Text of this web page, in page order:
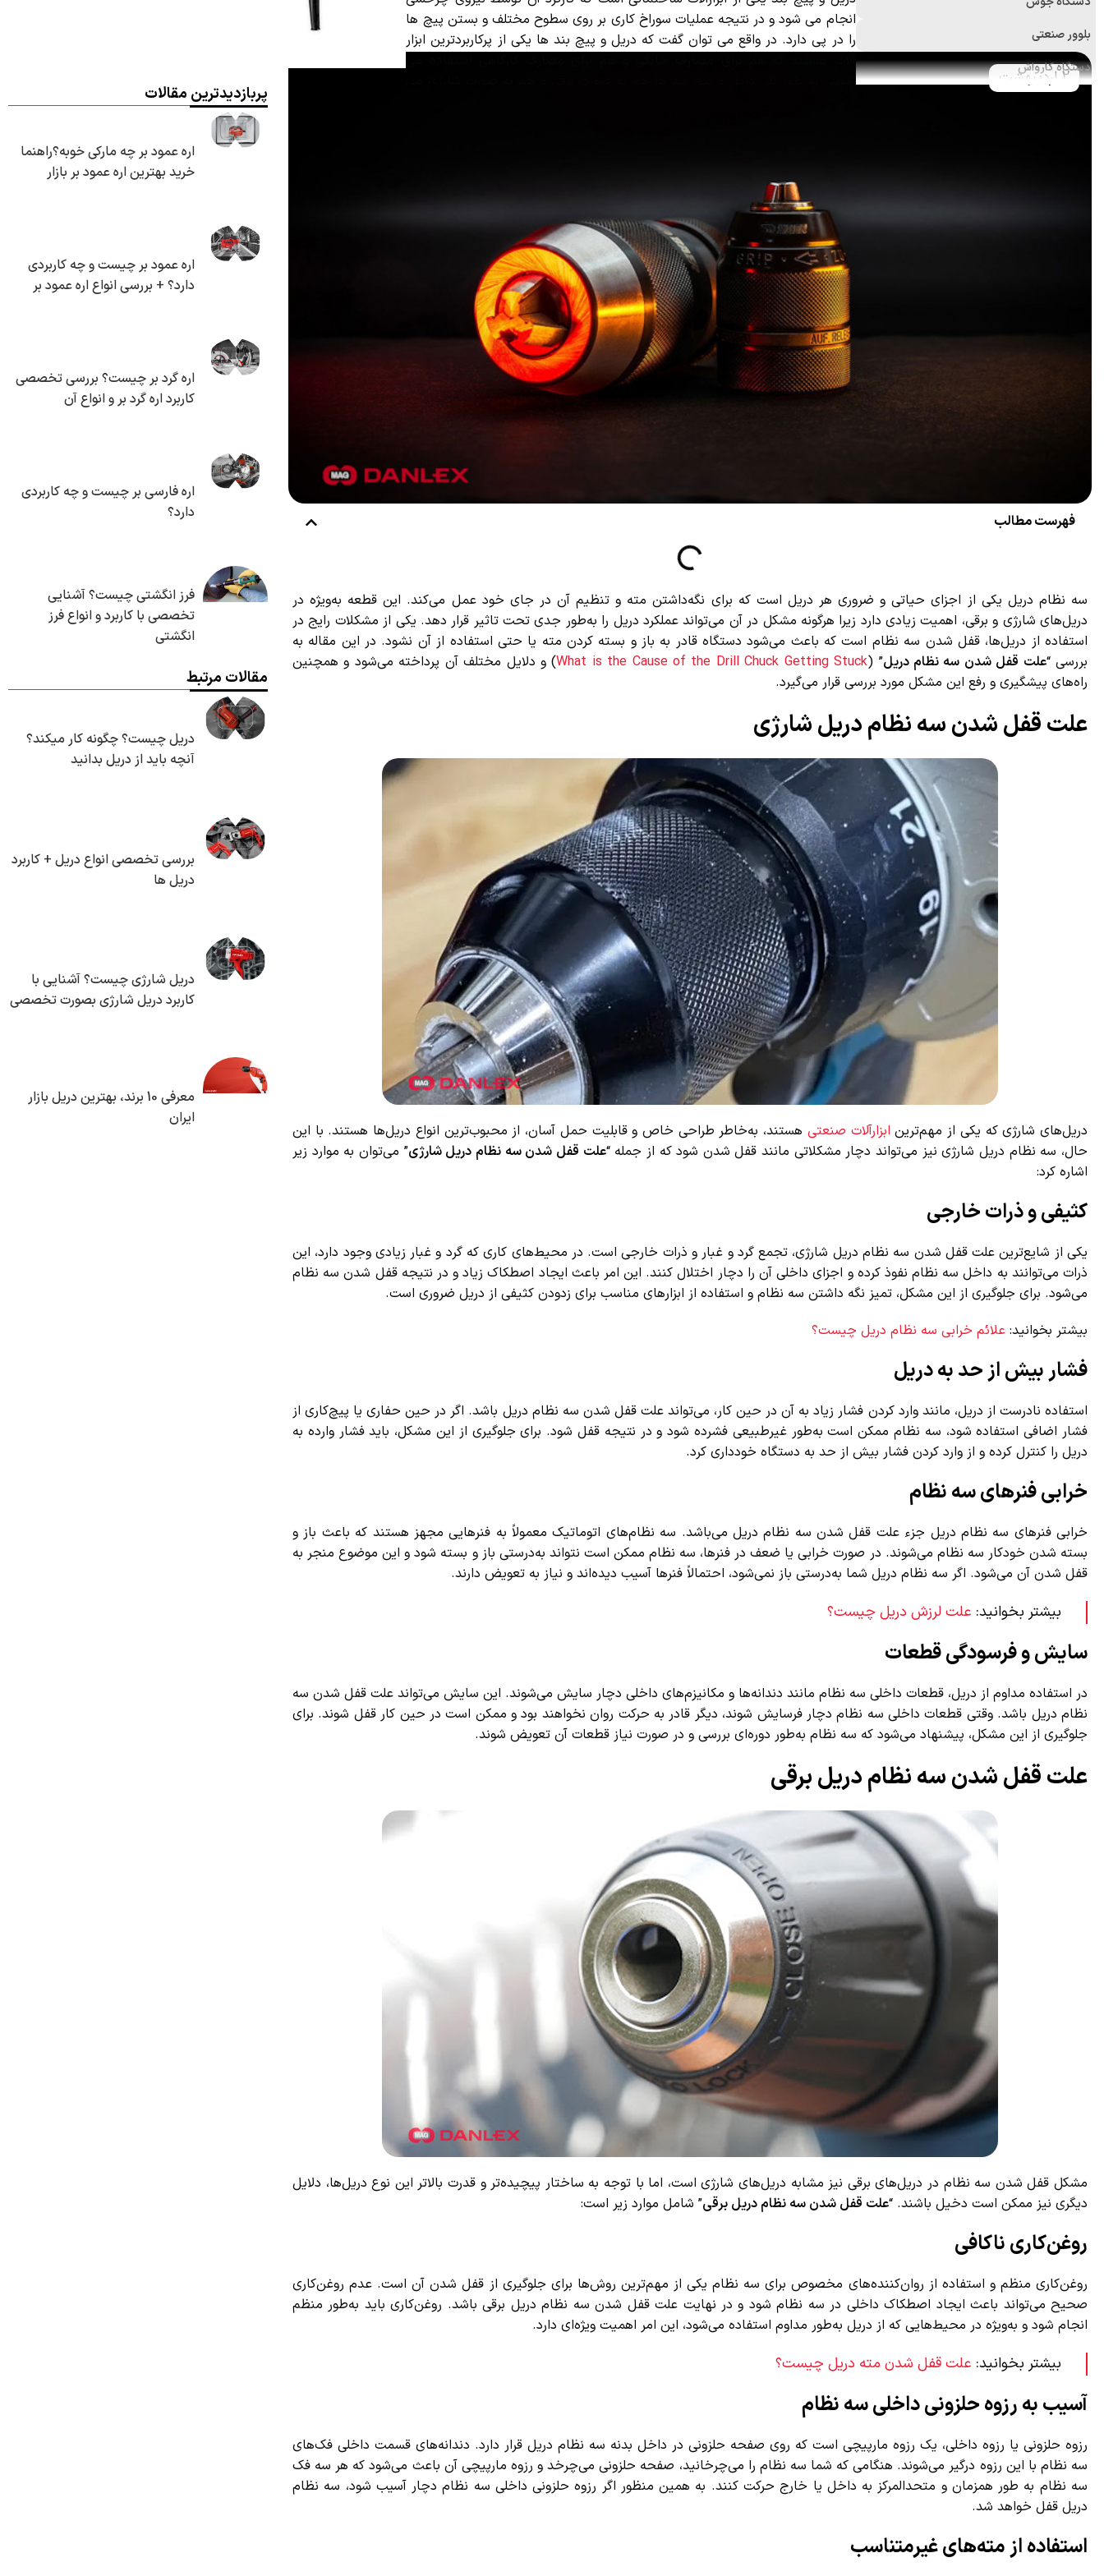
بلوور صنعتی
دستگاه کارواش
انجام می شود و در نتیجه عملیات سوراخ کاری بر روی سطوح مختلف و بستن پیچ ها
را در پی دارد. در واقع می توان گفت که دریل و پیچ بند ها یکی از پرکاربردترین ابزار
آلات هستند که هم برای مصارف خانگی و هم برای مصارف کارگاهی استفاده می
شوند. به طور کلی دریل و پیچ بند ها هم به صورت برقی و هم به صورت شارژی می
فهرست مطالب
سه نظام دریل یکی از اجزای حیاتی و ضروری هر دریل است که برای نگه‌داشتن مته و تنظیم آن در جای خود عمل می‌کند. این قطعه به‌ویژه در
دریل‌های شارژی و برقی، اهمیت زیادی دارد زیرا هرگونه مشکل در آن می‌تواند عملکرد دریل را به‌طور جدی تحت تاثیر قرار دهد. یکی از مشکلات رایج در
استفاده از دریل‌ها، قفل شدن سه نظام است که باعث می‌شود دستگاه قادر به باز و بسته کردن مته یا حتی استفاده از آن نشود. در این مقاله به
بررسی “ علت قفل شدن سه نظام دریل” (
What is the Cause of the Drill Chuck Getting Stuck) و دلایل مختلف آن پرداخته می‌شود و همچنین
راه‌های پیشگیری و رفع این مشکل مورد بررسی قرار می‌گیرد.
علت قفل شدن سه نظام دریل شارژی
دریل‌های شارژی که یکی از مهم‌ترینابزارآلات صنعتیهستند، به‌خاطر طراحی خاص و قابلیت حمل آسان، از محبوب‌ترین انواع دریل‌ها هستند. با این
حال، سه نظام دریل شارژی نیز می‌تواند دچار مشکلاتی مانند قفل شدن شود که از جمله “ علت قفل شدن سه نظام دریل شارژی” می‌توان به موارد زیر
اشاره کرد:
کثیفی و ذرات خارجی
یکی از شایع‌ترین علت قفل شدن سه نظام دریل شارژی، تجمع گرد و غبار و ذرات خارجی است. در محیط‌های کاری که گرد و غبار زیادی وجود دارد، این
ذرات می‌توانند به داخل سه نظام نفوذ کرده و اجزای داخلی آن را دچار اختلال کنند. این امر باعث ایجاد اصطکاک زیاد و در نتیجه قفل شدن سه نظام
می‌شود. برای جلوگیری از این مشکل، تمیز نگه داشتن سه نظام و استفاده از ابزارهای مناسب برای زدودن کثیفی از دریل ضروری است.
بیشتر بخوانید:علائم خرابی سه نظام دریل چیست؟
فشار بیش از حد به دریل
استفاده نادرست از دریل، مانند وارد کردن فشار زیاد به آن در حین کار، می‌تواند علت قفل شدن سه نظام دریل باشد. اگر در حین حفاری یا پیچ‌کاری از
فشار اضافی استفاده شود، سه نظام ممکن است به‌طور غیرطبیعی فشرده شود و در نتیجه قفل شود. برای جلوگیری از این مشکل، باید فشار وارده به
دریل را کنترل کرده و از وارد کردن فشار بیش از حد به دستگاه خودداری کرد.
خرابی فنرهای سه نظام
خرابی فنرهای سه نظام دریل جزء علت قفل شدن سه نظام دریل می‌باشد. سه نظام‌های اتوماتیک معمولاً به فنرهایی مجهز هستند که باعث باز و
بسته شدن خودکار سه نظام می‌شوند. در صورت خرابی یا ضعف در فنرها، سه نظام ممکن است نتواند به‌درستی باز و بسته شود و این موضوع منجر به
قفل شدن آن می‌شود. اگر سه نظام دریل شما به‌درستی باز نمی‌شود، احتمالاً فنرها آسیب دیده‌اند و نیاز به تعویض دارند.
بیشتر بخوانید:علت لرزش دریل چیست؟
سایش و فرسودگی قطعات
در استفاده مداوم از دریل، قطعات داخلی سه نظام مانند دندانه‌ها و مکانیزم‌های داخلی دچار سایش می‌شوند. این سایش می‌تواند علت قفل شدن سه
نظام دریل باشد. وقتی قطعات داخلی سه نظام دچار فرسایش شوند، دیگر قادر به حرکت روان نخواهند بود و ممکن است در حین کار قفل شوند. برای
جلوگیری از این مشکل، پیشنهاد می‌شود که سه نظام به‌طور دوره‌ای بررسی و در صورت نیاز قطعات آن تعویض شوند.
علت قفل شدن سه نظام دریل برقی
مشکل قفل شدن سه نظام در دریل‌های برقی نیز مشابه دریل‌های شارژی است، اما با توجه به ساختار پیچیده‌تر و قدرت بالاتر این نوع دریل‌ها، دلایل
دیگری نیز ممکن است دخیل باشند. “ علت قفل شدن سه نظام دریل برقی” شامل موارد زیر است:
روغن‌کاری ناکافی
روغن‌کاری منظم و استفاده از روان‌کننده‌های مخصوص برای سه نظام یکی از مهم‌ترین روش‌ها برای جلوگیری از قفل شدن آن است. عدم روغن‌کاری
صحیح می‌تواند باعث ایجاد اصطکاک داخلی در سه نظام شود و در نهایت علت قفل شدن سه نظام دریل برقی باشد. روغن‌کاری باید به‌طور منظم
انجام شود و به‌ویژه در محیط‌هایی که از دریل به‌طور مداوم استفاده می‌شود، این امر اهمیت ویژه‌ای دارد.
بیشتر بخوانید:علت قفل شدن مته دریل چیست؟
آسیب به رزوه حلزونی داخلی سه نظام
رزوه حلزونی یا رزوه داخلی، یک رزوه مارپیچی است که روی صفحه حلزونی در داخل بدنه سه نظام دریل قرار دارد. دندانه‌های قسمت داخلی فک‌های
سه نظام با این رزوه درگیر می‌شوند. هنگامی که شما سه نظام را می‌چرخانید، صفحه حلزونی می‌چرخد و رزوه مارپیچی آن باعث می‌شود که هر سه فک
سه نظام به طور همزمان و متحدالمرکز به داخل یا خارج حرکت کنند. به همین منظور اگر رزوه حلزونی داخلی سه نظام دچار آسیب شود، سه نظام
دریل قفل خواهد شد.
استفاده از مته‌های غیرمتناسب
2 اردیبهشت
پربازدیدترین مقالات
اره عمود بر چه مارکی خوبه؟راهنما
خرید بهترین اره عمود بر بازار
اره عمود بر چیست و چه کاربردی
دارد؟ + بررسی انواع اره عمود بر
اره گرد بر چیست؟ بررسی تخصصی
کاربرد اره گرد بر و انواع آن
اره فارسی بر چیست و چه کاربردی
دارد؟
فرز انگشتی چیست؟ آشنایی
تخصصی با کاربرد و انواع فرز
انگشتی
مقالات مرتبط
دریل چیست؟ چگونه کار میکند؟
آنچه باید از دریل بدانید
بررسی تخصصی انواع دریل + کاربرد
دریل ها
دریل شارژی چیست؟ آشنایی با
کاربرد دریل شارژی بصورت تخصصی
معرفی 10 برند، بهترین دریل بازار
ایران